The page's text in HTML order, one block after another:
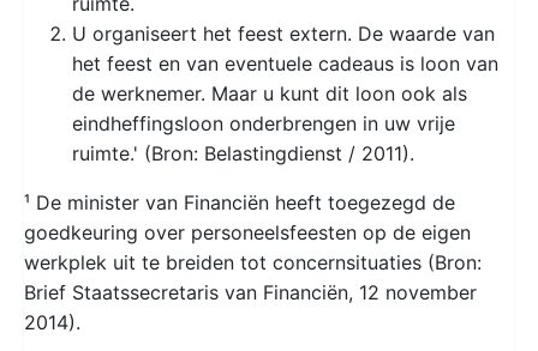
U organiseert het feest extern. De waarde van
het feest en van eventuele cadeaus is loon van
de werknemer. Maar u kunt dit loon ook als
eindheffingsloon onderbrengen in uw vrije
ruimte.' (Bron: Belastingdienst / 2011).
¹ De minister van Financiën heeft toegezegd de
goedkeuring over personeelsfeesten op de eigen
werkplek uit te breiden tot concernsituaties (Bron:
Brief Staatssecretaris van Financiën, 12 november
2014).